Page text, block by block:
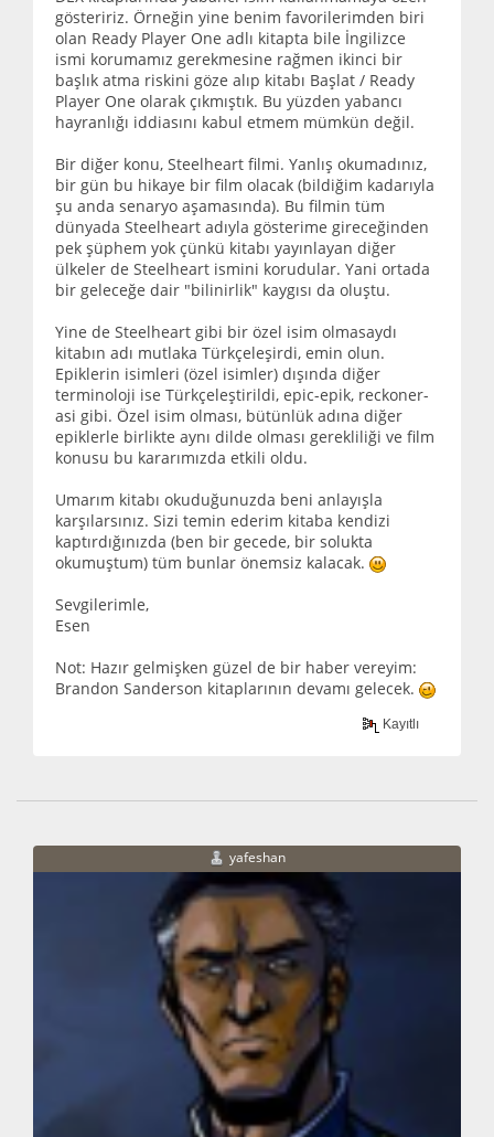
gösteririz. Örneğin yine benim favorilerimden biri
olan Ready Player One adlı kitapta bile İngilizce
ismi korumamız gerekmesine rağmen ikinci bir
başlık atma riskini göze alıp kitabı Başlat / Ready
Player One olarak çıkmıştık. Bu yüzden yabancı
hayranlığı iddiasını kabul etmem mümkün değil.
Bir diğer konu, Steelheart filmi. Yanlış okumadınız,
bir gün bu hikaye bir film olacak (bildiğim kadarıyla
şu anda senaryo aşamasında). Bu filmin tüm
dünyada Steelheart adıyla gösterime gireceğinden
pek şüphem yok çünkü kitabı yayınlayan diğer
ülkeler de Steelheart ismini korudular. Yani ortada
bir geleceğe dair "bilinirlik" kaygısı da oluştu.
Yine de Steelheart gibi bir özel isim olmasaydı
kitabın adı mutlaka Türkçeleşirdi, emin olun.
Epiklerin isimleri (özel isimler) dışında diğer
terminoloji ise Türkçeleştirildi, epic-epik, reckoner-
asi gibi. Özel isim olması, bütünlük adına diğer
epiklerle birlikte aynı dilde olması gerekliliği ve film
konusu bu kararımızda etkili oldu.
Umarım kitabı okuduğunuzda beni anlayışla
karşılarsınız. Sizi temin ederim kitaba kendizi
kaptırdığınızda (ben bir gecede, bir solukta
okumuştum) tüm bunlar önemsiz kalacak.
Sevgilerimle,
Esen
Not: Hazır gelmişken güzel de bir haber vereyim:
Brandon Sanderson kitaplarının devamı gelecek.
Kayıtlı
yafeshan